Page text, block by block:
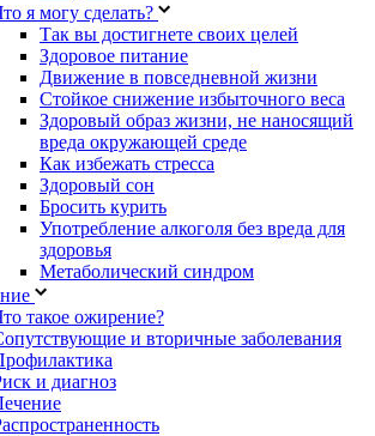
я могу сделать?
Так вы достигнете своих целей
Здоровое питание
Движение в повседневной жизни
Стойкое снижение избыточного веса
Здоровый образ жизни, не наносящий
вреда окружающей среде
Как избежать стресса
Здоровый сон
Бросить курить
Употребление алкоголя без вреда для
здоровья
Метаболический синдром
такое ожирение?
и вторичные заболевания
и диагноз